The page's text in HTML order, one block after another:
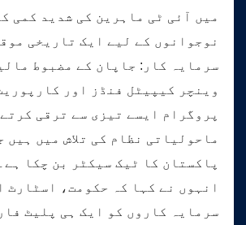
میں آئی ٹی ماہرین کی شدید کمی
نوجوانوں کے لیے ایک تاریخی
سرمایہ کار: جاپان کے مضبوط
وینچر کیپیٹل فنڈز اور
پروگرام ایسے تیزی سے ترقی
ماحولیاتی نظام کی تلاش میں ہیں
پاکستان کا ٹیک سیکٹر بن چکا ہے۔
انہوں نے کہا کہ حکومت، اسٹارٹ
سرمایہ کاروں کو ایک ہی پلیٹ